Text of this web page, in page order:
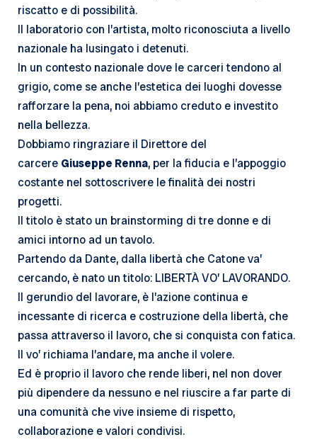
riscatto e di possibilità.
Il laboratorio con l’artista, molto riconosciuta a livello
nazionale ha lusingato i detenuti.
In un contesto nazionale dove le carceri tendono al
grigio, come se anche l’estetica dei luoghi dovesse
rafforzare la pena, noi abbiamo creduto e investito
nella bellezza.
Dobbiamo ringraziare il Direttore del
carcere Giuseppe Renna, per la fiducia e l’appoggio
costante nel sottoscrivere le finalità dei nostri
progetti.
Il titolo è stato un brainstorming di tre donne e di
amici intorno ad un tavolo.
Partendo da Dante, dalla libertà che Catone va’
cercando, è nato un titolo: LIBERTÀ VO’ LAVORANDO.
Il gerundio del lavorare, è l’azione continua e
incessante di ricerca e costruzione della libertà, che
passa attraverso il lavoro, che si conquista con fatica.
Il vo’ richiama l’andare, ma anche il volere.
Ed è proprio il lavoro che rende liberi, nel non dover
più dipendere da nessuno e nel riuscire a far parte di
una comunità che vive insieme di rispetto,
collaborazione e valori condivisi.